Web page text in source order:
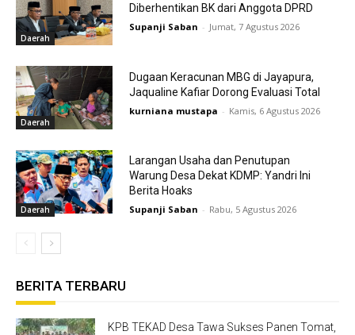
Daerah
Diberhentikan BK dari Anggota DPRD
Supanji Saban - Jumat, 7 Agustus 2026
Daerah
Dugaan Keracunan MBG di Jayapura,
Jaqualine Kafiar Dorong Evaluasi Total
kurniana mustapa - Kamis, 6 Agustus 2026
Daerah
Larangan Usaha dan Penutupan
Warung Desa Dekat KDMP: Yandri Ini
Berita Hoaks
Supanji Saban - Rabu, 5 Agustus 2026
BERITA TERBARU
KPB TEKAD Desa Tawa Sukses Panen Tomat,